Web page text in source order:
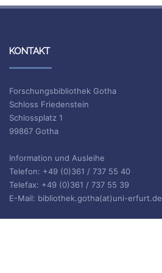
KONTAKT
Forschungsbibliothek Gotha
Schloss Friedenstein
Schlossplatz 1
99867 Gotha
Information und Ausleihe
Telefon: +49 (0)361 / 737 55 40
Telefax: +49 (0)361 / 737 55 39
E-Mail: bibliothek.gotha(at)uni-erfurt.de